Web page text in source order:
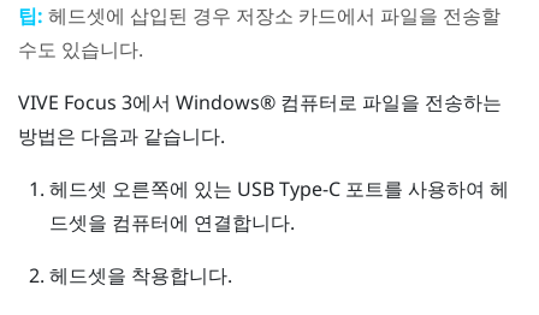
팁: 헤드셋에 삽입된 경우 저장소 카드에서 파일을 전송할
수도 있습니다.
VIVE Focus 3에서 Windows® 컴퓨터로 파일을 전송하는
방법은 다음과 같습니다.
헤드셋 오른쪽에 있는 USB Type-C포트를 사용하여 헤
드셋을 컴퓨터에 연결합니다.
헤드셋을 착용합니다.